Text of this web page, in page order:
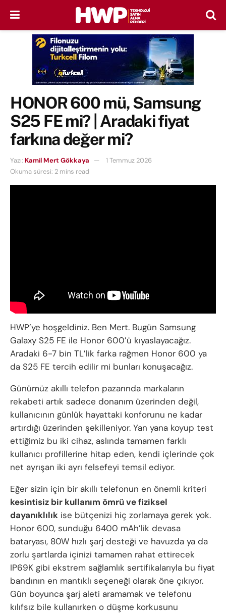
HONOR 600 mü, Samsung
S25 FE mi? | Aradaki fiyat
farkına değer mi?
Yazı: Kamil Mert Gökkaya
1 Temmuz 2026
Okuma süresi: 2 mins read
HWP’ye hoşgeldiniz. Ben Mert. Bugün Samsung
Galaxy S25 FE ile Honor 600’ü kıyaslayacağız.
Aradaki 6-7 bin TL’lik farka rağmen Honor 600 ya
da S25 FE tercih edilir mi bunları konuşacağız.
Günümüz akıllı telefon pazarında markaların
rekabeti artık sadece donanım üzerinden değil,
kullanıcının günlük hayattaki konforunu ne kadar
artırdığı üzerinden şekilleniyor. Yan yana koyup test
ettiğimiz bu iki cihaz, aslında tamamen farklı
kullanıcı profillerine hitap eden, kendi içlerinde çok
net ayrışan iki ayrı felsefeyi temsil ediyor.
Eğer sizin için bir akıllı telefonun en önemli kriteri
kesintisiz bir kullanım ömrü ve fiziksel
dayanıklılık ise bütçenizi hiç zorlamaya gerek yok.
Honor 600, sunduğu 6400 mAh’lik devasa
bataryası, 80W hızlı şarj desteği ve havuzda ya da
zorlu şartlarda içinizi tamamen rahat ettirecek
IP69K gibi ekstrem sağlamlık sertifikalarıyla bu fiyat
bandının en mantıklı seçeneği olarak öne çıkıyor.
Gün boyunca şarj aleti aramamak ve telefonu
kılıfsız bile kullanırken o düşme korkusunu